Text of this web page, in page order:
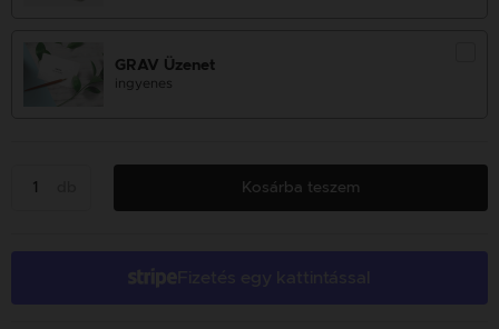
GRAV Üzenet
ingyenes
Kosárba teszem